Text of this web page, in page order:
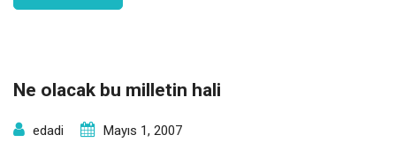
ihtiyacı doğmaktadır. Bebeğin ihtiyacı […]
Ne olacak bu milletin hali
edadi Mayıs 1, 2007